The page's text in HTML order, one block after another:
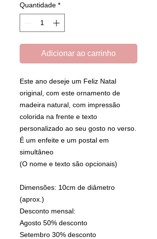
Quantidade *
Adicionar ao carrinho
Este ano deseje um Feliz Natal
original, com este ornamento de
madeira natural, com impressão
colorida na frente e texto
personalizado ao seu gosto no verso.
É um enfeite e um postal em
simultâneo
(O nome e texto são opcionais)
Dimensões: 10cm de diâmetro
(aprox.)
Desconto mensal:
Agosto 50% desconto
Setembro 30% desconto